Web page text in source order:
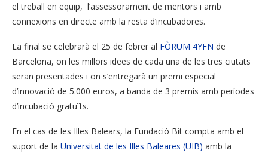
el treball en equip, l’assessorament de mentors i amb
connexions en directe amb la resta d’incubadores.
La final se celebrarà el 25 de febrer al FÒRUM 4YFN de
Barcelona, on les millors idees de cada una de les tres ciutats
seran presentades i on s’entregarà un premi especial
d’innovació de 5.000 euros, a banda de 3 premis amb períodes
d’incubació gratuïts.
En el cas de les Illes Balears, la Fundació Bit compta amb el
suport de la Universitat de les Illes Baleares (UIB) amb la